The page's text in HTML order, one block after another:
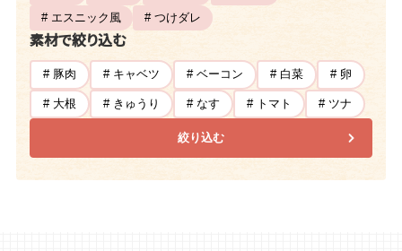
# エスニック風
# つけダレ
素材で絞り込む
# 豚肉 # キャベツ # ベーコン # 白菜 # 卵
# 大根 # きゅうり # なす # トマト # ツナ
絞り込む